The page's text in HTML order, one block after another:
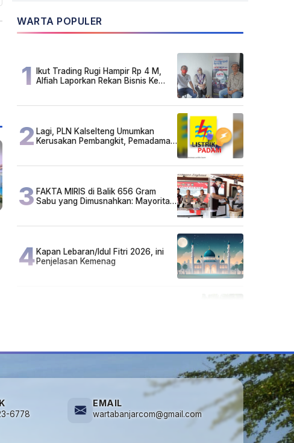
WARTA POPULER
1 Ikut Trading Rugi Hampir Rp 4 M,
Alfiah Laporkan Rekan Bisnis Ke
2 Lagi, PLN Kalselteng Umumkan
Kerusakan Pembangkit, Pemadaman
3 FAKTA MIRIS di Balik 656 Gram
Sabu yang Dimusnahkan: Mayoritas
4Kapan Lebaran/Idul Fitri 2026, ini
Penjelasan Kemenag
6778
EMAIL
wartabanjarcom@gmail.com